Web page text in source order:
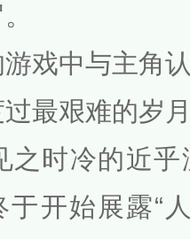
戏中与主角
最艰难的岁
之时冷的近
于开始展露“